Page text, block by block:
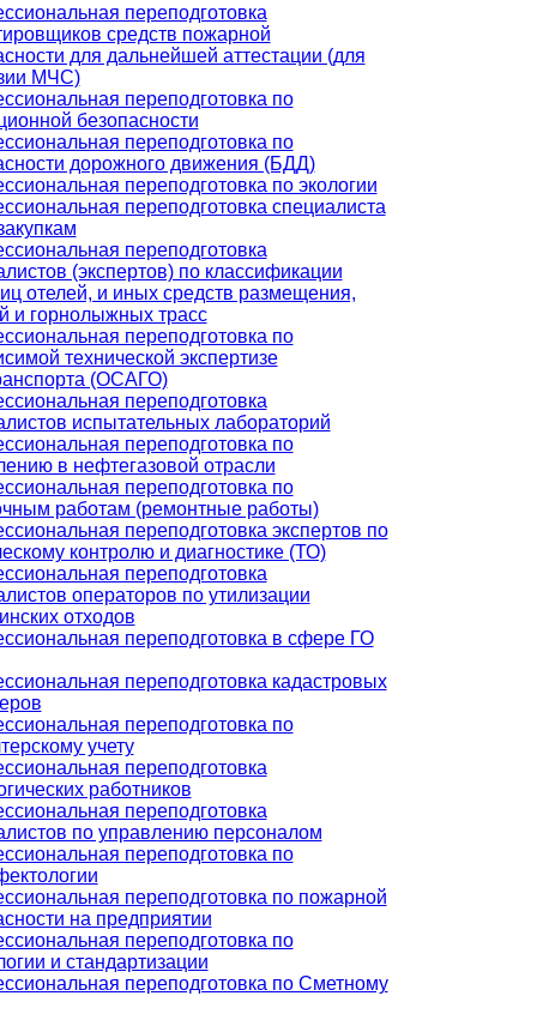
переподготовка
средств пожарной
для дальнейшей аттестации (для
МЧС)
переподготовка по
безопасности
переподготовка по
дорожного движения (БДД)
переподготовка по экологии
переподготовка специалиста
переподготовка
(экспертов) по классификации
отелей, и иных средств размещения,
и горнолыжных трасс
переподготовка по
технической экспертизе
(ОСАГО)
переподготовка
испытательных лабораторий
переподготовка по
в нефтегазовой отрасли
переподготовка по
работам (ремонтные работы)
переподготовка экспертов по
контролю и диагностике (ТО)
переподготовка
операторов по утилизации
отходов
переподготовка в сфере ГО
переподготовка кадастровых
переподготовка по
учету
переподготовка
работников
переподготовка
по управлению персоналом
переподготовка по
переподготовка по пожарной
на предприятии
переподготовка по
и стандартизации
переподготовка по Сметному